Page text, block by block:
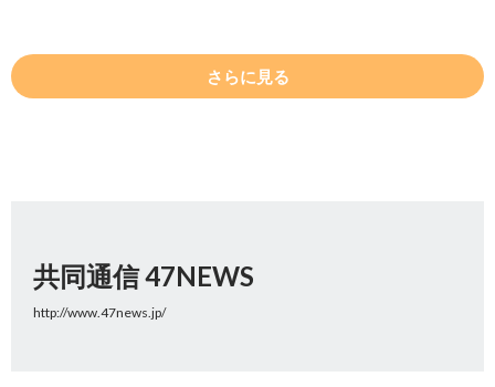
さらに見る
共同通信 47NEWS
http://www.47news.jp/